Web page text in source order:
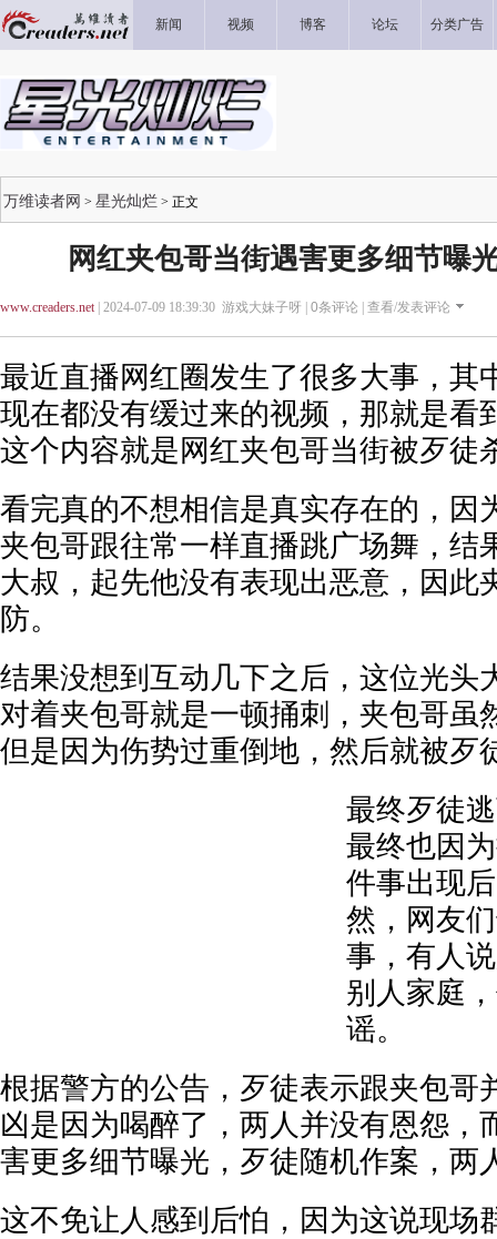
新闻 视频 博客 论坛 分类广告
万维读者网 > 星光灿烂 > 正文
网红夹包哥当街遇害更多细节曝
www.creaders.net| 2024-07-09 18:39:30 游戏大妹子呀 | 0条评论 | 查看/发表评论
最近直播网红圈发生了很多大事，其
现在都没有缓过来的视频，那就是看
这个内容就是网红夹包哥当街被歹徒
看完真的不想相信是真实存在的，因
夹包哥跟往常一样直播跳广场舞，结
大叔，起先他没有表现出恶意，因此
防。
结果没想到互动几下之后，这位光头
对着夹包哥就是一顿捅刺，夹包哥虽
但是因为伤势过重倒地，然后就被歹
最终歹徒
最终也因
件事出现
然，网友
事，有人
别人家庭
谣。
根据警方的公告，歹徒表示跟夹包哥
凶是因为喝醉了，两人并没有恩怨，
害更多细节曝光，歹徒随机作案，两
这不免让人感到后怕，因为这说现场